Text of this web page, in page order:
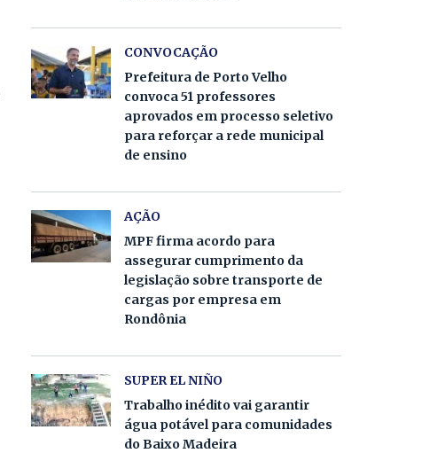
CONVOCAÇÃO
Prefeitura de Porto Velho
convoca 51 professores
aprovados em processo seletivo
para reforçar a rede municipal
de ensino
AÇÃO
MPF firma acordo para
assegurar cumprimento da
legislação sobre transporte de
cargas por empresa em
Rondônia
SUPER EL NIÑO
Trabalho inédito vai garantir
água potável para comunidades
do Baixo Madeira